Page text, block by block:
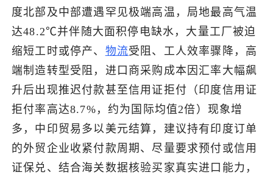
出海交流群
了解出海网
度北部及中部遭遇罕见极端高温，局地最高气温
达48.2℃并伴随大面积停电缺水，大量工厂被迫
缩短工时或停产、 物流受阻、工人效率骤降，高
端制造转型受阻，进口商采购成本因汇率大幅飙
升后出现推迟付款甚至信用证拒付（印度信用证
拒付率高达8.7%，约为国际均值2倍）现象增
多，中印贸易多以美元结算，建议持有印度订单
的外贸企业收紧付款周期、尽量要求预付或信用
证保兑、结合海关数据核验买家真实进口能力，